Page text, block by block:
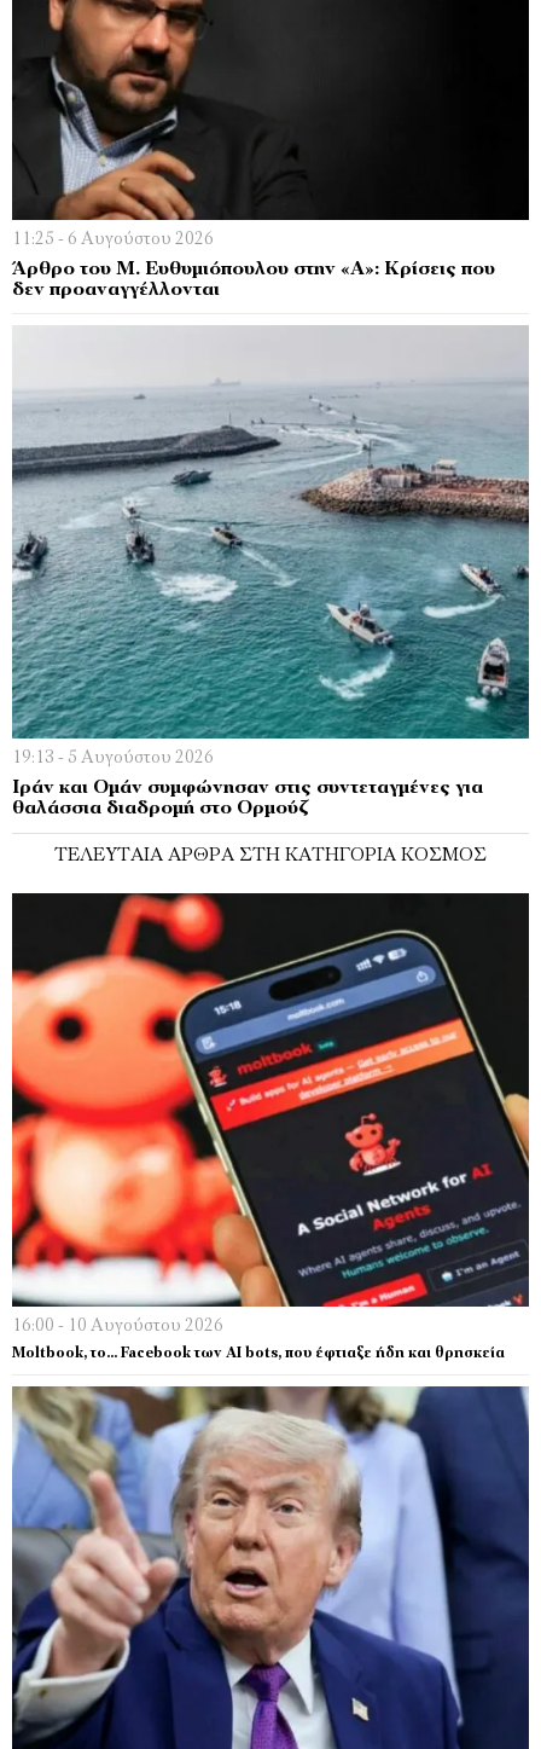
11:25 - 6 Αυγούστου 2026
Άρθρο του Μ. Ευθυμιόπουλου στην «Α»: Κρίσεις που
δεν προαναγγέλλονται
19:13 - 5 Αυγούστου 2026
Ιράν και Ομάν συμφώνησαν στις συντεταγμένες για
θαλάσσια διαδρομή στο Ορμούζ
ΤΕΛΕΥΤΑΊΑ ΆΡΘΡΑ ΣΤΗ ΚΑΤΗΓΟΡΊΑ ΚΌΣΜΟΣ
16:00 - 10 Αυγούστου 2026
Moltbook, το… Faceboοk των ΑΙ bots, που έφτιαξε ήδη και θρησκεία